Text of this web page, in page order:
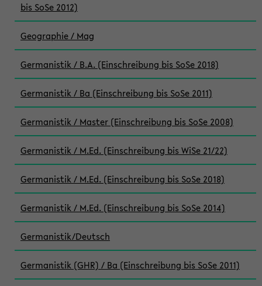
bis SoSe 2012)
Geographie / Mag
Germanistik / B.A. (Einschreibung bis SoSe 2018)
Germanistik / Ba (Einschreibung bis SoSe 2011)
Germanistik / Master (Einschreibung bis SoSe 2008)
Germanistik / M.Ed. (Einschreibung bis WiSe 21/22)
Germanistik / M.Ed. (Einschreibung bis SoSe 2018)
Germanistik / M.Ed. (Einschreibung bis SoSe 2014)
Germanistik/Deutsch
Germanistik (GHR) / Ba (Einschreibung bis SoSe 2011)